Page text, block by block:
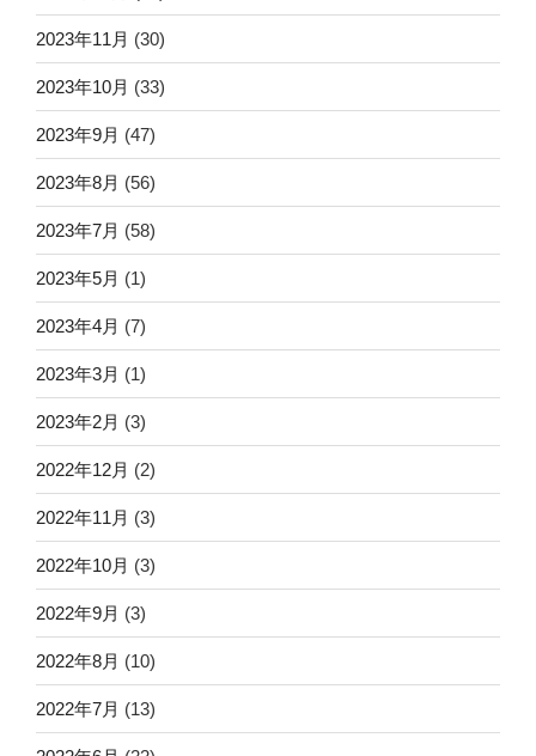
2023年11月 (30)
2023年10月 (33)
2023年9月 (47)
2023年8月 (56)
2023年7月 (58)
2023年5月 (1)
2023年4月 (7)
2023年3月 (1)
2023年2月 (3)
2022年12月 (2)
2022年11月 (3)
2022年10月 (3)
2022年9月 (3)
2022年8月 (10)
2022年7月 (13)